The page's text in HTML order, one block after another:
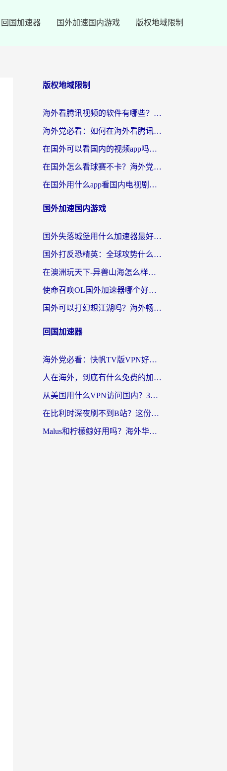
回国加速器 国外加速国内游戏 版权地域限制
版权地域限制
海外看腾讯视频的软件有哪些？2026实测有效，留学生都在用的回国加速器指南
海外党必看：如何在海外看腾讯体育？解决赛事直播地区限制的终极指南
在国外可以看国内的视频app吗知乎？海外党亲测有效的追剧加速方案
在国外怎么看球赛不卡？海外党专属体育直播自由指南
在国外用什么app看国内电视剧？3步解决版权限制+卡顿难题
国外加速国内游戏
国外失落城堡用什么加速器最好？一份来自老玩家的真实指南
国外打反恐精英：全球攻势什么加速器好用？2026海外玩家国服游戏加速终极指南
在澳洲玩天下-异兽山海怎么样才能不卡？一份给南半球玩家的自救指南
使命召唤OL国外加速器哪个好用？海外玩家亲测的国服游戏加速终极指南
国外可以打幻想江湖吗？海外畅玩国服游戏的终极指南
回国加速器
海外党必看：快帆TV版VPN好用吗？和Easyback VPN对比哪个回国效果更好？附2026真实测评
人在海外，到底有什么免费的加速器能让我安心追剧打游戏？
从美国用什么VPN访问国内？3年海外党亲测：选对工具才能无缝刷B站、看腾讯视频
在比利时深夜刷不到B站？这份回国加速器避坑指南请收好
Malus和柠檬鲸好用吗？海外华人亲测：回国加速器怎么选才不踩坑？